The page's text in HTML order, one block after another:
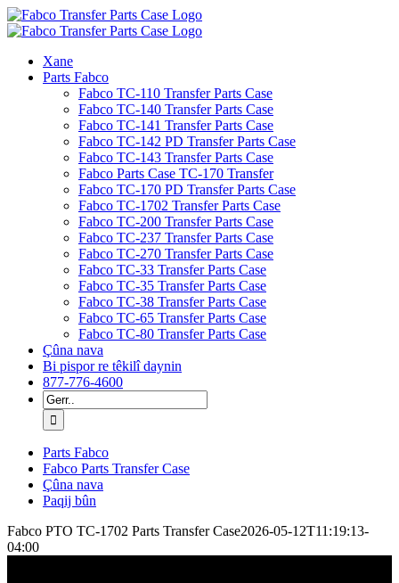
Skip
to
Xane
Parts Fabco
Fabco TC-110 Transfer Parts Case
Fabco TC-140 Transfer Parts Case
Fabco TC-141 Transfer Parts Case
Fabco TC-142 PD Transfer Parts Case
Fabco TC-143 Transfer Parts Case
Fabco Parts Case TC-170 Transfer
Fabco TC-170 PD Transfer Parts Case
Fabco TC-1702 Transfer Parts Case
Fabco TC-200 Transfer Parts Case
Fabco TC-237 Transfer Parts Case
Fabco TC-270 Transfer Parts Case
Fabco TC-33 Transfer Parts Case
Fabco TC-35 Transfer Parts Case
Fabco TC-38 Transfer Parts Case
Fabco TC-65 Transfer Parts Case
Fabco TC-80 Transfer Parts Case
Çûna nava
Bi pispor re têkilî daynin
877-776-4600
Search
for:
Parts Fabco
Fabco Parts Transfer Case
Çûna nava
Paqij bûn
Fabco PTO TC-1702 Parts Transfer Case2026-05-12T11:19:13-
04:00